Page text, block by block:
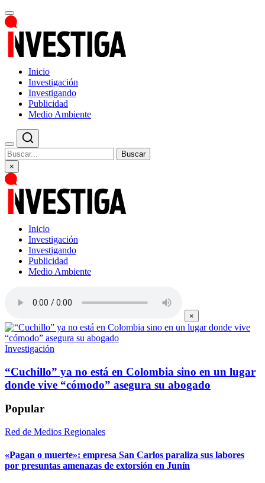
Inicio
Investigación
Investigando
Publicidad
Medio Ambiente
Buscar
×
Inicio
Investigación
Investigando
Publicidad
Medio Ambiente
×
Investigación
“Cuchillo” ya no está en Colombia sino en un lugar
donde vive “cómodo” asegura su abogado
Popular
Red de Medios Regionales
«Pagan o muerte»: empresa San Carlos paraliza sus labores
por presuntas amenazas de extorsión en Junín